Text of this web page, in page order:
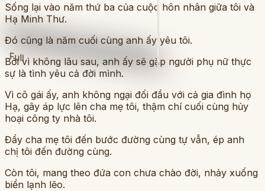
Full
Sống lại vào năm thứ ba của cuộc hôn nhân giữa tôi và
Hạ Minh Thư.
Đó cũng là năm cuối cùng anh ấy yêu tôi.
Bởi vì không lâu sau, anh ấy sẽ gặp người phụ nữ thực
sự là tình yêu cả đời mình.
Vì cô gái ấy, anh không ngại đối đầu với cả gia đình họ
Hạ, gây áp lực lên cha mẹ tôi, thậm chí cuối cùng hủy
hoại công ty nhà tôi.
Đẩy cha mẹ tôi đến bước đường cùng tự vẫn, ép anh
chị tôi đến đường cùng.
Còn tôi, mang theo đứa con chưa chào đời, nhảy xuống
biển lạnh lẽo.